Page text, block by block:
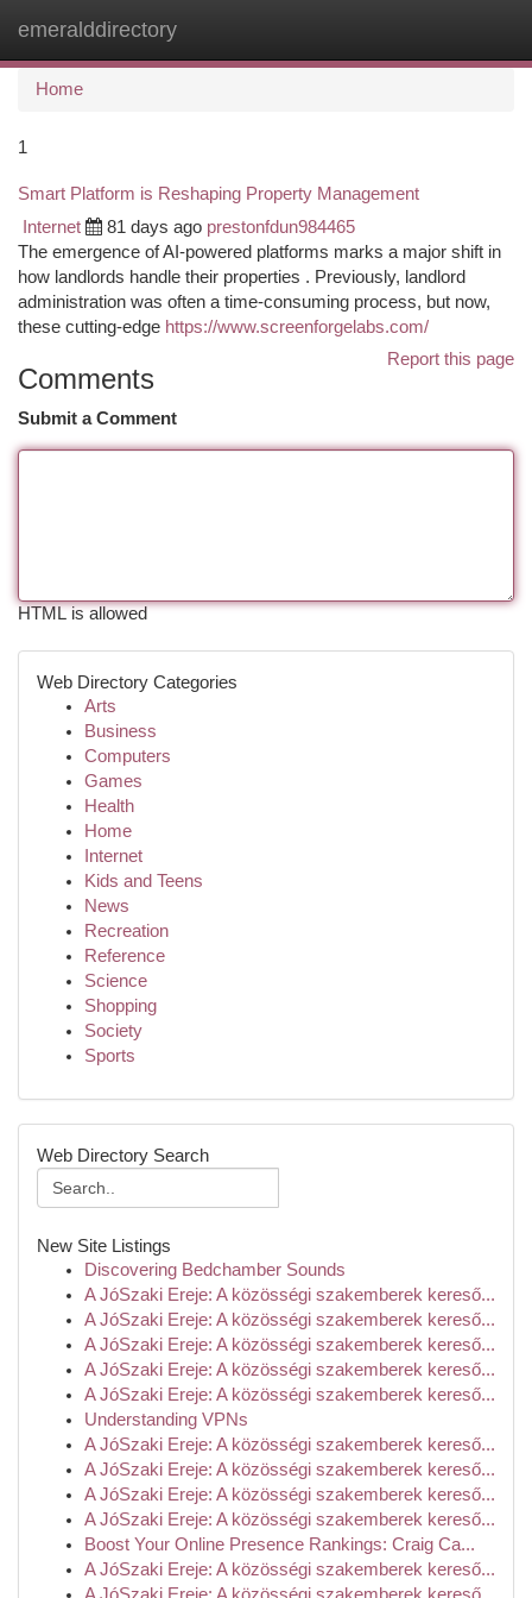
emeralddirectory
Home
1
Smart Platform is Reshaping Property Management
Internet 81 days ago prestonfdun984465
The emergence of AI-powered platforms marks a major shift in
how landlords handle their properties . Previously, landlord
administration was often a time-consuming process, but now,
these cutting-edge https://www.screenforgelabs.com/
Report this page
Comments
Submit a Comment
HTML is allowed
Web Directory Categories
Arts
Business
Computers
Games
Health
Home
Internet
Kids and Teens
News
Recreation
Reference
Science
Shopping
Society
Sports
Web Directory Search
New Site Listings
Discovering Bedchamber Sounds
A JóSzaki Ereje: A közösségi szakemberek kereső...
A JóSzaki Ereje: A közösségi szakemberek kereső...
A JóSzaki Ereje: A közösségi szakemberek kereső...
A JóSzaki Ereje: A közösségi szakemberek kereső...
A JóSzaki Ereje: A közösségi szakemberek kereső...
Understanding VPNs
A JóSzaki Ereje: A közösségi szakemberek kereső...
A JóSzaki Ereje: A közösségi szakemberek kereső...
A JóSzaki Ereje: A közösségi szakemberek kereső...
A JóSzaki Ereje: A közösségi szakemberek kereső...
Boost Your Online Presence Rankings: Craig Ca...
A JóSzaki Ereje: A közösségi szakemberek kereső...